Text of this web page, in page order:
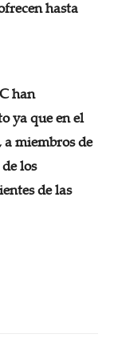
hasta
han
ya que en el
miembros de
los
de las